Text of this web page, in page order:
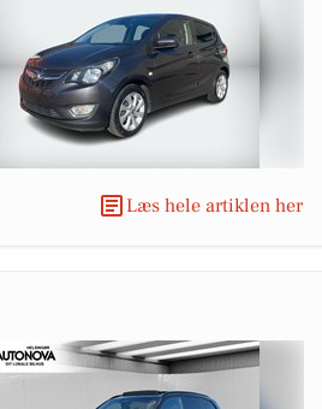
Læs hele artiklen her